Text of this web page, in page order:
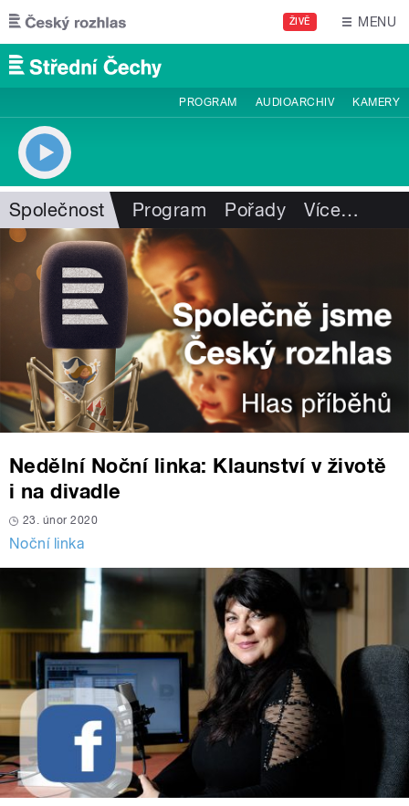
Přejít k hlavnímu obsahu
ŽIVĚ MENU
PROGRAM AUDIOARCHIV KAMERY
Společnost Program Pořady Více…
Nedělní Noční linka: Klaunství v životě
i na divadle
23. únor 2020
Noční linka